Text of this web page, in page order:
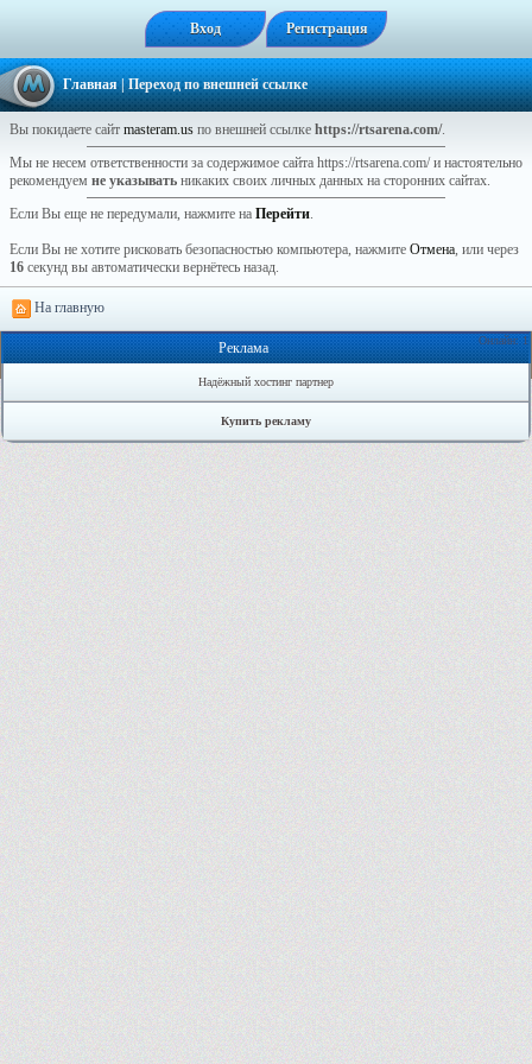
Вход Регистрация
Главная| Переход по внешней ссылке
Вы покидаете сайт masteram.us по внешней ссылке https://rtsarena.com/.
Мы не несем ответственности за содержимое сайта https://rtsarena.com/ и настоятельно
рекомендуем не указывать никаких своих личных данных на сторонних сайтах.
Если Вы еще не передумали, нажмите на Перейти.
Если Вы не хотите рисковать безопасностью компьютера, нажмите Отмена, или через
16 секунд вы автоматически вернётесь назад.
На главную
Онлайн: 1
Реклама
Надёжный хостинг партнер
Купить рекламу